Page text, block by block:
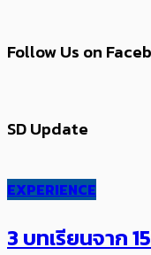
Follow Us on
SD Update
EXPERIENCE
3 บทเรียนจาก